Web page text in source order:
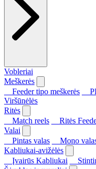
Vobleriai
Meškerės
Feeder tipo meškerės
Viršūnėlės
Ritės
Match reels
Ritės
Valai
Pintas valas
Mono
Kabliukai-avižėlės
Įvairūs Kabliukai